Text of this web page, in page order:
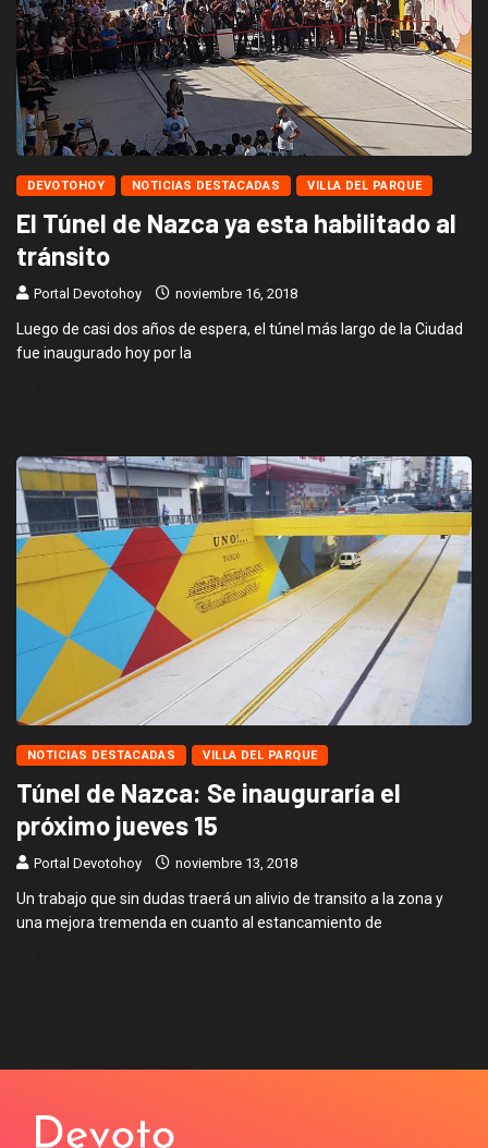
DEVOTOHOY NOTICIAS DESTACADAS VILLA DEL PARQUE
El Túnel de Nazca ya esta habilitado al
tránsito
Portal Devotohoy noviembre 16, 2018
Luego de casi dos años de espera, el túnel más largo de la Ciudad
fue inaugurado hoy por la
NOTICIAS DESTACADAS VILLA DEL PARQUE
Túnel de Nazca: Se inauguraría el
próximo jueves 15
Portal Devotohoy noviembre 13, 2018
Un trabajo que sin dudas traerá un alivio de transito a la zona y
una mejora tremenda en cuanto al estancamiento de